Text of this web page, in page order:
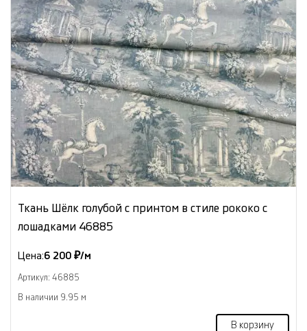
Ткань Шёлк голубой с принтом в стиле рококо с
лошадками 46885
Цена:6 200 ₽/м
Артикул: 46885
В наличии 9.95 м
В корзину